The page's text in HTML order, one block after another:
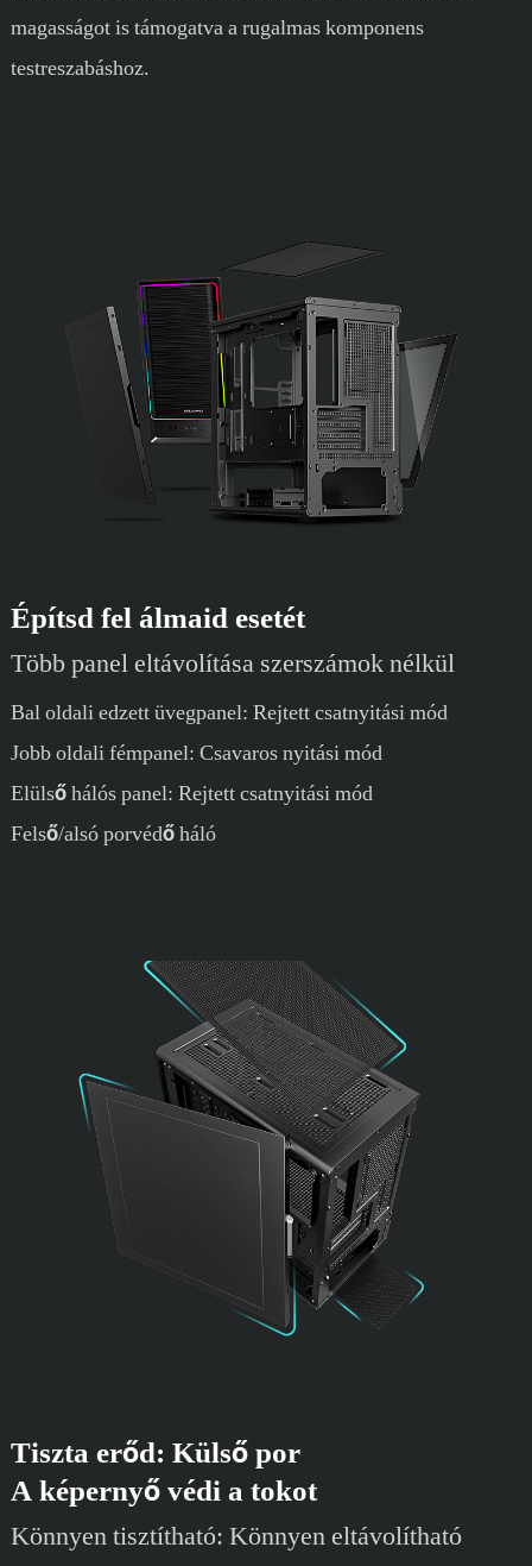
magasságot is támogatva a rugalmas komponens
testreszabáshoz.
Építsd fel álmaid esetét
Több panel eltávolítása szerszámok nélkül
Bal oldali edzett üvegpanel: Rejtett csatnyitási mód
Jobb oldali fémpanel: Csavaros nyitási mód
Elülső hálós panel: Rejtett csatnyitási mód
Felső/alsó porvédő háló
Tiszta erőd: Külső por
A képernyő védi a tokot
Könnyen tisztítható: Könnyen eltávolítható